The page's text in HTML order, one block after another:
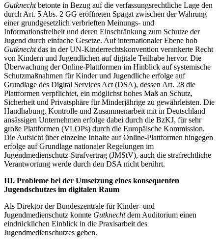
Gutknechtbetonte in Bezug auf die verfassungsrechtliche Lage den
durch Art. 5 Abs. 2 GG eröffneten Spagat zwischen der Wahrung
einer grundgesetzlich verbrieften Meinungs- und
Informationsfreiheit und deren Einschränkung zum Schutze der
Jugend durch einfache Gesetze. Auf internationaler Ebene hob
Gutknechtdas in der UN-Kinderrechtskonvention verankerte Recht
von Kindern und Jugendlichen auf digitale Teilhabe hervor. Die
Überwachung der Online-Plattformen im Hinblick auf systemische
Schutzmaßnahmen für Kinder und Jugendliche erfolge auf
Grundlage des Digital Services Act (DSA), dessen Art. 28 die
Plattformen verpflichtet, ein möglichst hohes Maß an Schutz,
Sicherheit und Privatsphäre für Minderjährige zu gewährleisten. Die
Handhabung, Kontrolle und Zusammenarbeit mit in Deutschland
ansässigen Unternehmen erfolge dabei durch die BzKJ, für sehr
große Plattformen (VLOPs) durch die Europäische Kommission.
Die Aufsicht über einzelne Inhalte auf Online-Plattformen hingegen
erfolge auf Grundlage nationaler Regelungen im
Jugendmedienschutz-Strafvertrag (JMStV), auch die strafrechtliche
Verantwortung werde durch den DSA nicht berührt.
III. Probleme bei der Umsetzung eines konsequenten
Jugendschutzes im digitalen Raum
Als Direktor der Bundeszentrale für Kinder- und
Jugendmedienschutz konnte Gutknechtdem Auditorium einen
eindrücklichen Einblick in die Praxisarbeit des
Jugendmedienschutzes geben.